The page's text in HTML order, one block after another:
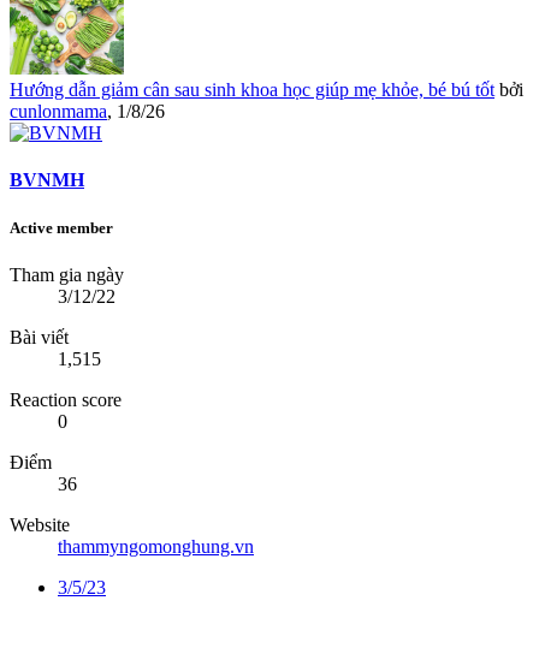
Hướng dẫn giảm cân sau sinh khoa học giúp mẹ khỏe, bé bú tốt bởi
cunlonmama, 1/8/26
BVNMH
Active member
Tham gia ngày
3/12/22
Bài viết
1,515
Reaction score
0
Điểm
36
Website
thammyngomonghung.vn
3/5/23